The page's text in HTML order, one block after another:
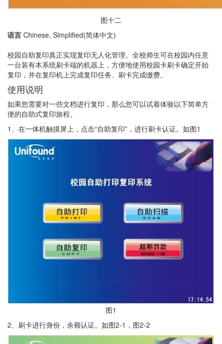
图十二
语言 Chinese, Simplified(简体中文)
校园自助复印真正实现复印无人化管理。全校师生可在校园内任意
一台装有本系统刷卡端的机器上，方便地使用校园卡刷卡确定开始
复印，并在复印机上完成复印任务、刷卡完成缴费。
使用说明
如果您需要对一些文档进行复印，那么您可以试着体验以下简单方
便的自助式复印旅程。
1、在一体机触摸屏上，点击“自助复印”，进行刷卡认证。如图1
图1
2、刷卡进行身份，余额认证。如图2-1，图2-2